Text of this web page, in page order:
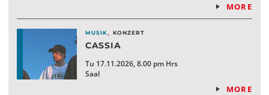
MORE
MUSIK, KONZERT
CASSIA
Tu 17.11.2026, 8.00 pm Hrs
Saal
MORE